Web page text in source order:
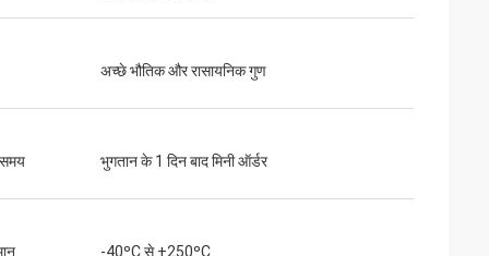
अच्छे भौतिक और रासायनिक गुण
भुगतान के 1 दिन बाद मिनी ऑर्डर
-40ºC से +250ºC